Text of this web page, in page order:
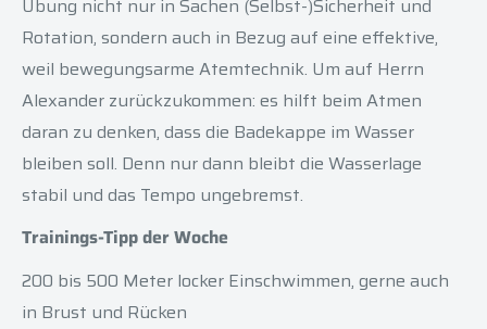
Übung nicht nur in Sachen (Selbst-)Sicherheit und
Rotation, sondern auch in Bezug auf eine effektive,
weil bewegungsarme Atemtechnik. Um auf Herrn
Alexander zurückzukommen: es hilft beim Atmen
daran zu denken, dass die Badekappe im Wasser
bleiben soll. Denn nur dann bleibt die Wasserlage
stabil und das Tempo ungebremst.
Trainings-Tipp der Woche
200 bis 500 Meter locker Einschwimmen, gerne auch
in Brust und Rücken